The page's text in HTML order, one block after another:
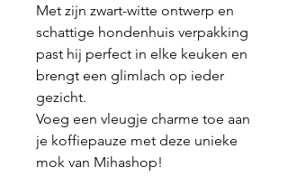
Met zijn zwart-witte ontwerp en
schattige hondenhuis verpakking
past hij perfect in elke keuken en
brengt een glimlach op ieder
gezicht.
Voeg een vleugje charme toe aan
je koffiepauze met deze unieke
mok van Mihashop!